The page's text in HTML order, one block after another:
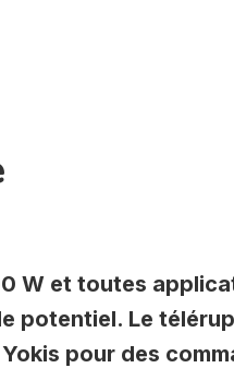
W et toutes
potentiel. Le
pour des